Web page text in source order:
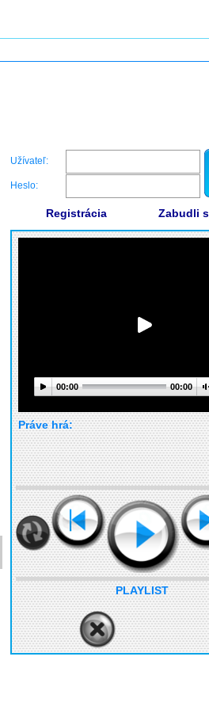
Užívateľ:
Heslo:
Registrácia Zabudli
00:00 00:00
Práve hrá:
PLAYLIST